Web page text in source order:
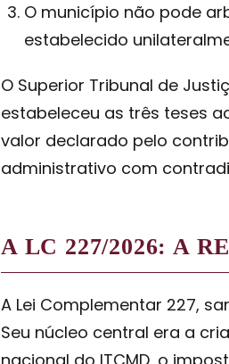
O município não pode
estabelecido
O Superior Tribunal de
estabeleceu as três teses
valor declarado pelo
administrativo com
A LC 227/2026: A
A Lei Complementar 227,
Seu núcleo central era a